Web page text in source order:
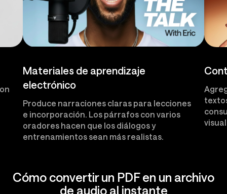
Materiales de aprendizaje
electrónico
Produce narraciones claras para lecciones
e incorporación. Los párrafos con varios
oradores hacen que los diálogos y
entrenamientos sean más realistas.
Cómo convertir un PDF en un archivo
de audio al instante